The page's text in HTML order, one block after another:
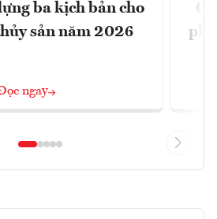
ba kịch bản cho
sản năm 2026
ngay